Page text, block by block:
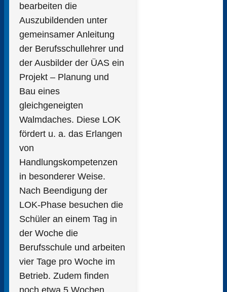
bearbeiten die
Auszubildenden unter
gemeinsamer Anleitung
der Berufsschullehrer und
der Ausbilder der ÜAS ein
Projekt – Planung und
Bau eines
gleichgeneigten
Walmdaches. Diese LOK
fördert u. a. das Erlangen
von
Handlungskompetenzen
in besonderer Weise.
Nach Beendigung der
LOK-Phase besuchen die
Schüler an einem Tag in
der Woche die
Berufsschule und arbeiten
vier Tage pro Woche im
Betrieb. Zudem finden
noch etwa 5 Wochen